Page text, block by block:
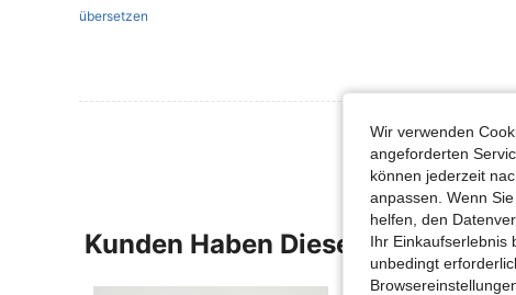
übersetzen
Kunden Haben Diese Artikel
Wir verwenden
angeforderten
können jederzeit
anpassen. Wenn
helfen, den
Ihr Einkaufserlebnis
unbedingt